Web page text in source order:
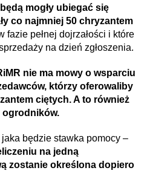
mogły ubiegać się
co najmniej 50 chryzantem
fazie pełnej dojrzałości i które
na dzień zgłoszenia.
nie ma mowy o wsparciu
którzy oferowaliby
ciętych. A to również
ogrodników.
będzie stawka pomocy –
na jedną
zostanie określona dopiero